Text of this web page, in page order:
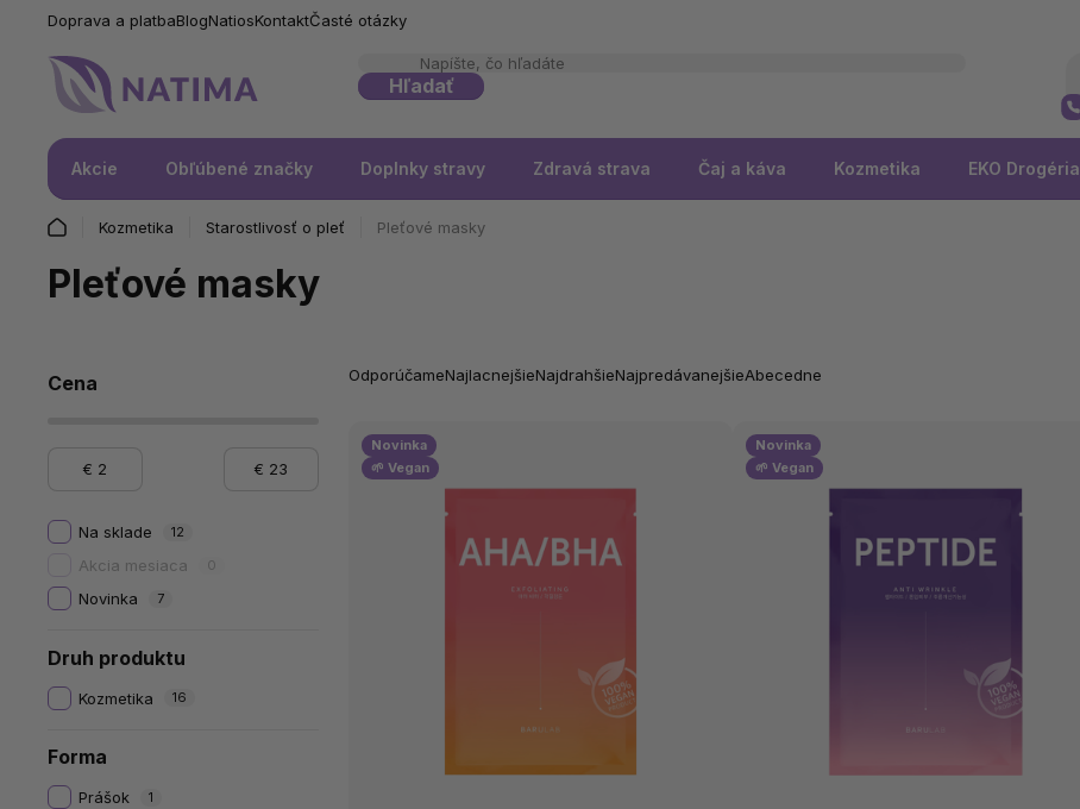
Doprava a platbaBlogNatiosKontaktČasté otázky
Hľadať
Akcie Obľúbené značky Doplnky stravy Zdravá strava Čaj a káva Kozmetika EKO Drogéria
Kozmetika Starostlivosť o pleť Pleťové masky
Pleťové masky
Cena
€ 2 € 23
Na sklade 12
Akcia mesiaca 0
Novinka 7
Druh produktu
Kozmetika 16
Forma
Prášok 1
OdporúčameNajlacnejšieNajdrahšieNajpredávanejšieAbecedne
Novinka
🌱 Vegan
Novinka
🌱 Vegan